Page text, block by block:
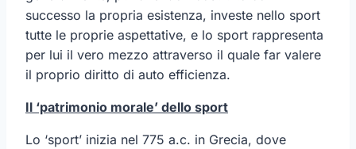
successo la propria esistenza, investe nello sport
tutte le proprie aspettative, e lo sport rappresenta
per lui il vero mezzo attraverso il quale far valere
il proprio diritto di auto efficienza.
Il ‘patrimonio morale’ dello sport
Lo ‘sport’ inizia nel 775 a.c. in Grecia, dove